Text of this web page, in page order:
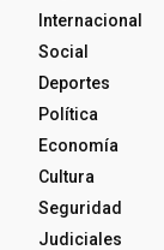
Internacional
Social
Deportes
Política
Economía
Cultura
Seguridad
Judiciales